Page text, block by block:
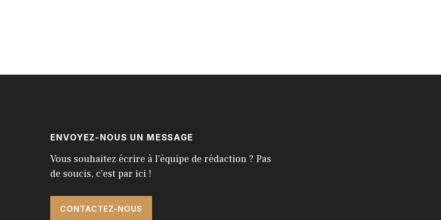
ENVOYEZ-NOUS UN MESSAGE
Vous souhaitez écrire à l'équipe de rédaction ? Pas
de soucis, c'est par ici !
CONTACTEZ-NOUS